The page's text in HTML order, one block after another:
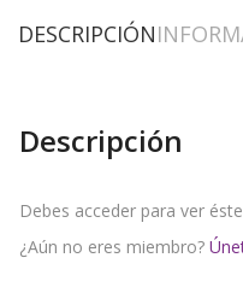
DESCRIPCIÓN
Descripción
Debes acceder para ver
¿Aún no eres miembro?